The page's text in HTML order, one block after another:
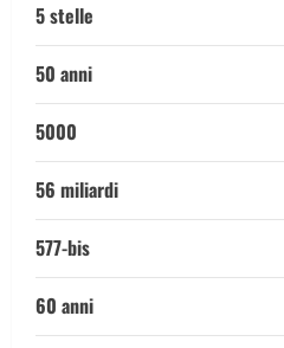
5 stelle
50 anni
5000
56 miliardi
577-bis
60 anni